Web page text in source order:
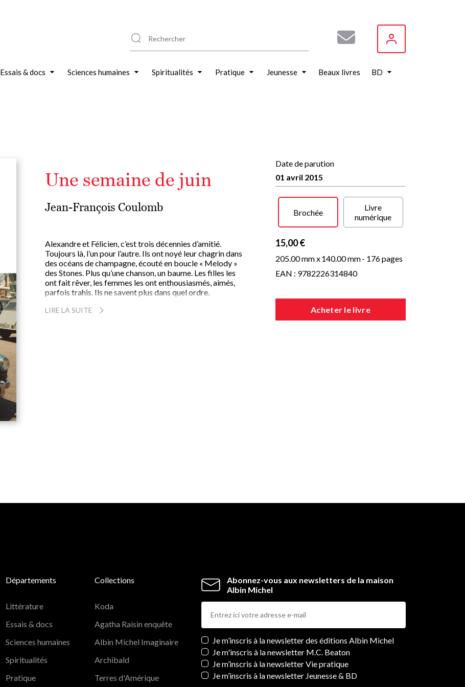
Essais & docs Sciences humaines Spiritualités Pratique Jeunesse Beaux livres BD
Une semaine de juin
Jean-François Coulomb
Alexandre et Félicien, c’est trois décennies d’amitié.
Toujours là, l’un pour l’autre. Ils ont noyé leur chagrin dans
des océans de champagne, écouté en boucle « Melody »
des Stones. Plus qu’une chanson, un baume. Les filles les
ont fait rêver, les femmes les ont enthousiasmés, aimés,
parfois trahis. Ils ne savent plus dans quel ordre.
il leur arrive d’y croire encore.
LIRE LA SUITE
Date de parution
01 avril 2015
Brochée
Livre
numérique
15,00 €
205.00 mm x140.00 mm- 176 pages
EAN : 9782226314840
Acheter le livre
Abonnez-vous aux newsletters de la maison
Albin Michel
Newsletters
Je m’inscris à la newsletter des éditions Albin Michel
Je m'inscris à la newsletter M.C. Beaton
Je m’inscris à la newsletter Vie pratique
Je m’inscris à la newsletter Jeunesse & BD
Départements
Littérature
Essais & docs
Sciences humaines
Spiritualités
Pratique
Collections
Koda
Agatha Raisin enquête
Albin Michel Imaginaire
Archibald
Terres d'Amérique